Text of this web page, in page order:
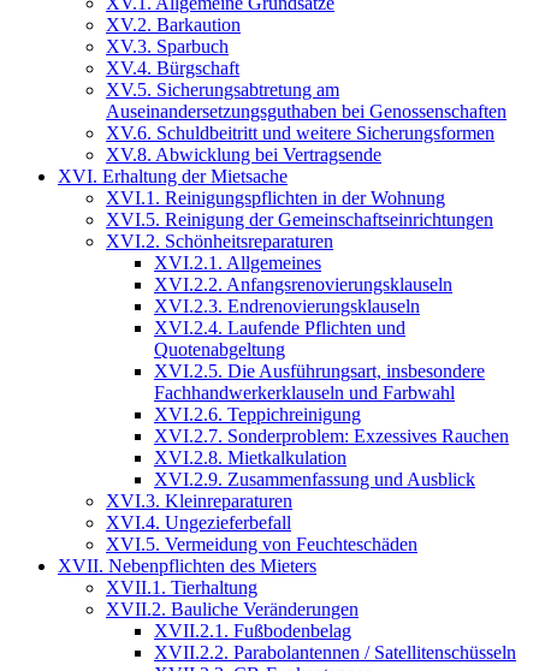
XV.2. Barkaution
XV.3. Sparbuch
XV.4. Bürgschaft
XV.5. Sicherungsabtretung am
Auseinandersetzungsguthaben bei Genossenschaften
XV.6. Schuldbeitritt und weitere Sicherungsformen
XV.8. Abwicklung bei Vertragsende
XVI. Erhaltung der Mietsache
XVI.1. Reinigungspflichten in der Wohnung
XVI.5. Reinigung der Gemeinschaftseinrichtungen
XVI.2. Schönheitsreparaturen
XVI.2.1. Allgemeines
XVI.2.2. Anfangsrenovierungsklauseln
XVI.2.3. Endrenovierungsklauseln
XVI.2.4. Laufende Pflichten und
Quotenabgeltung
XVI.2.5. Die Ausführungsart, insbesondere
Fachhandwerkerklauseln und Farbwahl
XVI.2.6. Teppichreinigung
XVI.2.7. Sonderproblem: Exzessives Rauchen
XVI.2.8. Mietkalkulation
XVI.2.9. Zusammenfassung und Ausblick
XVI.3. Kleinreparaturen
XVI.4. Ungezieferbefall
XVI.5. Vermeidung von Feuchteschäden
XVII. Nebenpflichten des Mieters
XVII.1. Tierhaltung
XVII.2. Bauliche Veränderungen
XVII.2.1. Fußbodenbelag
XVII.2.2. Parabolantennen / Satellitenschüsseln